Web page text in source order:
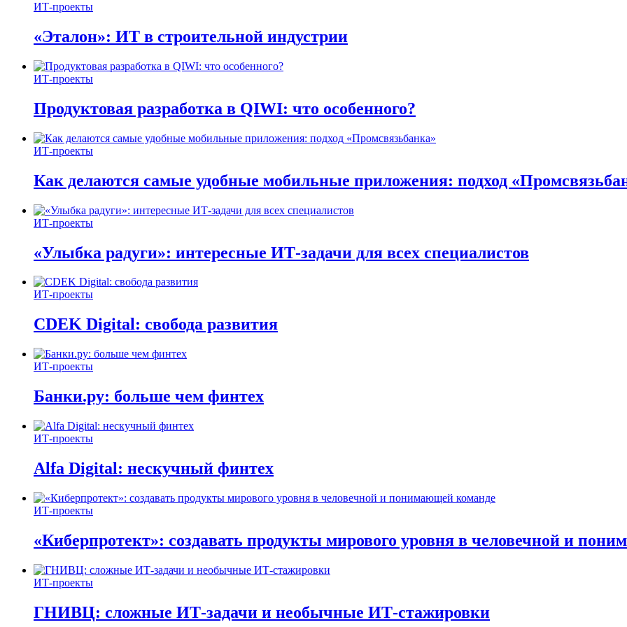
ИТ-проекты
«Эталон»: ИТ в строительной индустрии
ИТ-проекты
Продуктовая разработка в QIWI: что особенного?
ИТ-проекты
Как делаются самые удобные мобильные приложения: подход
ИТ-проекты
«Улыбка радуги»: интересные ИТ-задачи для всех специалистов
ИТ-проекты
CDEK Digital: свобода развития
ИТ-проекты
Банки.ру: больше чем финтех
ИТ-проекты
Alfa Digital: нескучный финтех
ИТ-проекты
«Киберпротект»: создавать продукты мирового уровня в человечной и
ИТ-проекты
ГНИВЦ: сложные ИТ‑задачи и необычные ИТ‑стажировки